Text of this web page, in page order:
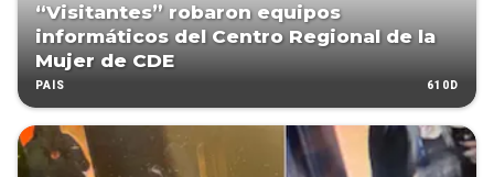
“Visitantes” robaron equipos
informáticos del Centro Regional de la
Mujer de CDE
PAÍS 610D